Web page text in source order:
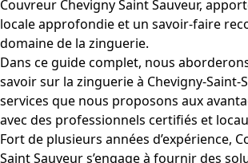
Couvreur Chevigny Saint Sauveur,
locale approfondie et un savoir-faire
domaine de la zinguerie.
Dans ce guide complet, nous
savoir sur la zinguerie à Chevigny-Saint-
services que nous proposons aux
avec des professionnels certifiés et
Fort de plusieurs années d’expérience,
Saint Sauveur s’engage à fournir des